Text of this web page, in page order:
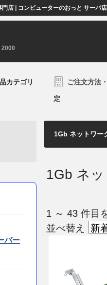
店 | コンピューターのおっと サーバ
カテゴリ ご注文方法
定
1Gb ネ
1 ～ 43 件目
並べ替え
バー